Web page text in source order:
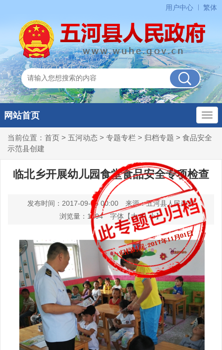
用户中心 繁体
网站首页
当前位置： 首页 > 五河动态 > 专题专栏 > 归档专题 > 食品安全
示范县创建
临北乡开展幼儿园食堂食品安全专项检查
发布时间：2017-09-05 00:00
来源：五河县人民政府
浏览量： 1194 字体【大 中 小】